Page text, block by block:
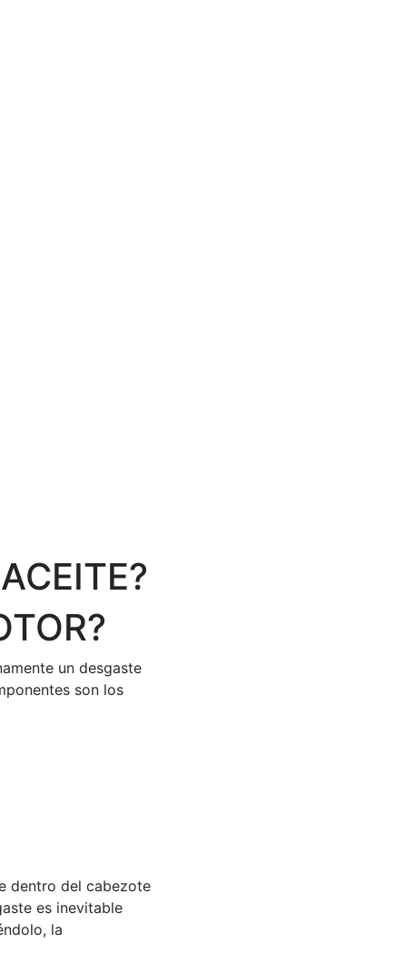
un desgaste
son los
dentro del cabezote
es inevitable
la